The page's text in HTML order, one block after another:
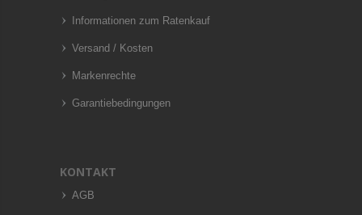
Informationen zum Ratenkauf
Versand / Kosten
Markenrechte
Garantiebedingungen
KONTAKT
AGB